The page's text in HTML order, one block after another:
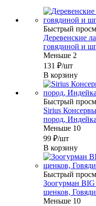
Быстрый
Деревенские
говядиной и
Меньше 2
131 ₽/шт
В корзину
Быстрый
Sirius
пород,
Меньше 10
99 ₽/шт
В корзину
Быстрый
Зоогурман
щенков,
Меньше 10